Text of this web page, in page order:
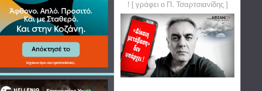
! [ γράφει ο Π. Τσαρτσιανίδης ]